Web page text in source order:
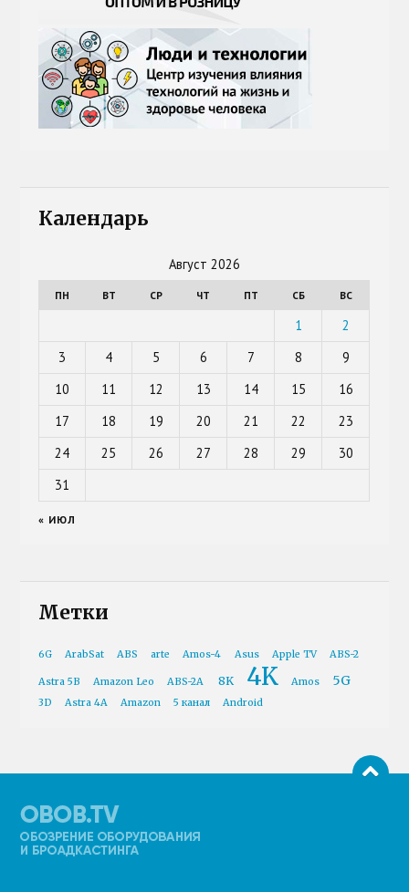
Календарь
Август 2026
ПН ВТ СР ЧТ ПТ СБ ВС
1
2
3
4 5 6 7 8
9
10
11 12 13 14 15
16
17
18 19 20 21 22
23
24
25 26 27 28 29
30
31
« ИЮЛ
Метки
6G ArabSat ABS arte Amos-4 Asus Apple TV ABS-2
Astra 5B Amazon Leo ABS-2A 8K 4K Amos 5G
3D Astra 4A Amazon 5 канал Android